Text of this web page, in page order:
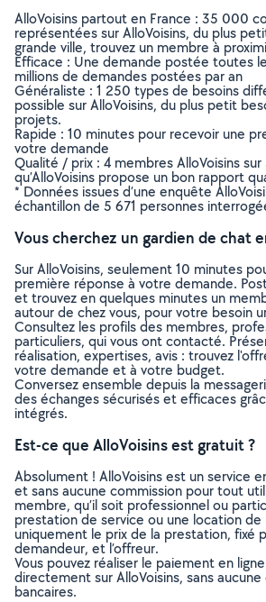
AlloVoisins partout en France : 35 000
représentées sur AlloVoisins, du plus
grande ville, trouvez un membre à
Efficace : Une demande postée toutes
millions de demandes postées par an
Généraliste : 1 250 types de besoins
possible sur AlloVoisins, du plus petit
projets.
Rapide : 10 minutes pour recevoir une
votre demande
Qualité / prix : 4 membres AlloVoisins
qu’AlloVoisins propose un bon rapport
* Données issues d’une enquête
échantillon de 5 671 personnes
Vous cherchez un gardien de chat
Sur AlloVoisins, seulement 10 minutes
première réponse à votre demande.
et trouvez en quelques minutes un
autour de chez vous, pour votre besoin
Consultez les profils des membres,
particuliers, qui vous ont contacté.
réalisation, expertises, avis : trouvez
votre demande et à votre budget.
Conversez ensemble depuis la
des échanges sécurisés et efficaces
intégrés.
Est-ce que AlloVoisins est gratuit ?
Absolument ! AlloVoisins est un service
et sans aucune commission pour tout
membre, qu’il soit professionnel ou
prestation de service ou une location de
uniquement le prix de la prestation, fixé
demandeur, et l’offreur.
Vous pouvez réaliser le paiement en
directement sur AlloVoisins, sans
bancaires.